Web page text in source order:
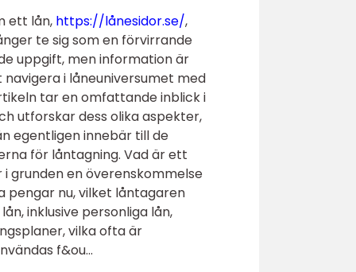
ett lån, https://lånesidor.se/,
te sig som en förvirrande
uppgift, men information är
i låneuniversumet med
tar en omfattande inblick i
utforskar dess olika aspekter,
egentligen innebär till de
för låntagning. Vad är ett
i grunden en överenskommelse
pengar nu, vilket låntagaren
inklusive personliga lån,
vilka ofta är
f&ou...